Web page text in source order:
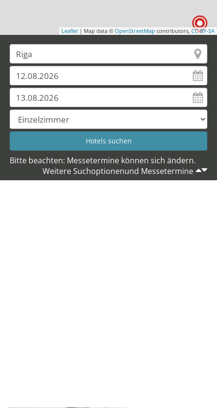
Leaflet | Map data © OpenStreetMap contributors, CC-BY-SA
Bitte beachten: Messetermine können sich ändern.
Weitere Suchoptionenund Messetermine